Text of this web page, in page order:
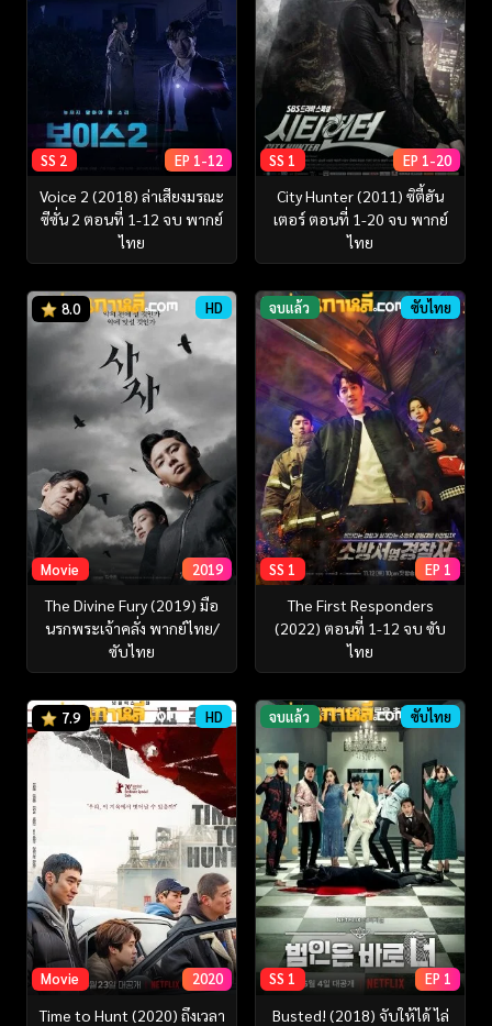
SS 2 EP 1-12
Voice 2 (2018) ล่าเสียงมรณะ
ซีซั่น 2 ตอนที่ 1-12 จบ พากย์
ไทย
SS 1 EP 1-20
City Hunter (2011) ซิตี้ฮัน
เตอร์ ตอนที่ 1-20 จบ พากย์
ไทย
8.0 HD
Movie 2019
The Divine Fury (2019) มือ
นรกพระเจ้าคลั่ง พากย์ไทย/
ซับไทย
จบแล้ว ซับไทย
SS 1 EP 1
The First Responders
(2022) ตอนที่ 1-12 จบ ซับ
ไทย
7.9 HD
Movie 2020
Time to Hunt (2020) ถึงเวลา
จบแล้ว ซับไทย
SS 1 EP 1
Busted! (2018) จับให้ได้ ไล่